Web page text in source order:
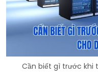
Cần biết gì trước khi